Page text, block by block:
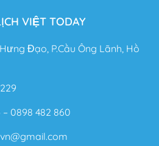
VIỆT TODAY
Đạo, P.Cầu Ông Lãnh, Hồ
– 0898 482 860